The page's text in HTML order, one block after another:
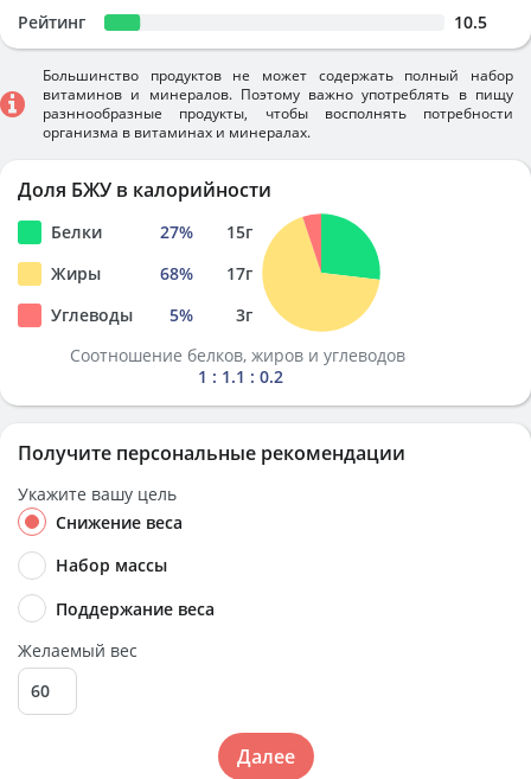
Рейтинг 10.5
Большинство продуктов не может содержать полный набор
витаминов и минералов. Поэтому важно употреблять в пищу
разннообразные продукты, чтобы восполнять потребности
организма в витаминах и минералах.
Доля БЖУ в калорийности
Белки 27% 15г
Жиры
68% 17г
Углеводы
5% 3г
Соотношение белков, жиров и углеводов
1 : 1.1 : 0.2
Получите персональные рекомендации
Укажите вашу цель
Снижение веса
Набор массы
Поддержание веса
Желаемый вес
Далее